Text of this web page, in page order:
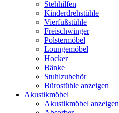
Stehhilfen
Kinderdrehstühle
Vierfußstühle
Freischwinger
Polstermöbel
Loungemöbel
Hocker
Bänke
Stuhlzubehör
Bürostühle anzeigen
Akustikmöbel
Akustikmöbel anzeigen